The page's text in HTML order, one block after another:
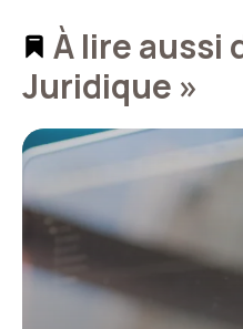
À lire aussi
Juridique »